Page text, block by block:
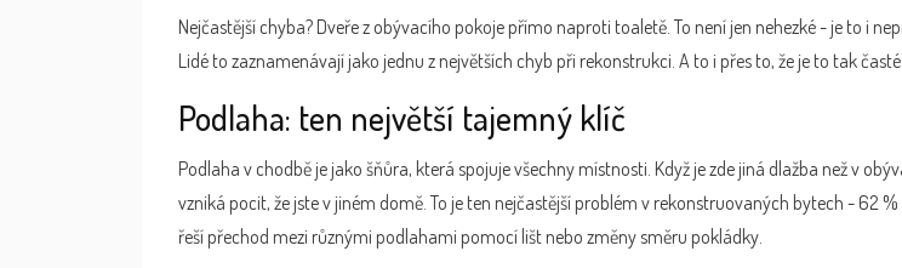
Nejčastější chyba? Dveře z obývacího pokoje přímo naproti toaletě. To není jen nehezké - je to i
Lidé to zaznamenávají jako jednu z největších chyb při rekonstrukci. A to i přes to, že je to tak časté.
Podlaha: ten největší tajemný klíč
Podlaha v chodbě je jako šňůra, která spojuje všechny místnosti. Když je zde jiná dlažba než v
vzniká pocit, že jste v jiném domě. To je ten nejčastější problém v rekonstruovaných bytech - 62
řeší přechod mezi různými podlahami pomocí lišt nebo změny směru pokládky.